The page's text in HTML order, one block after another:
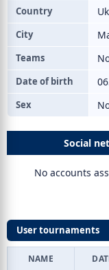
Country
City
Teams
Date of birth
Sex
Social
No accounts
User tournaments
NAME